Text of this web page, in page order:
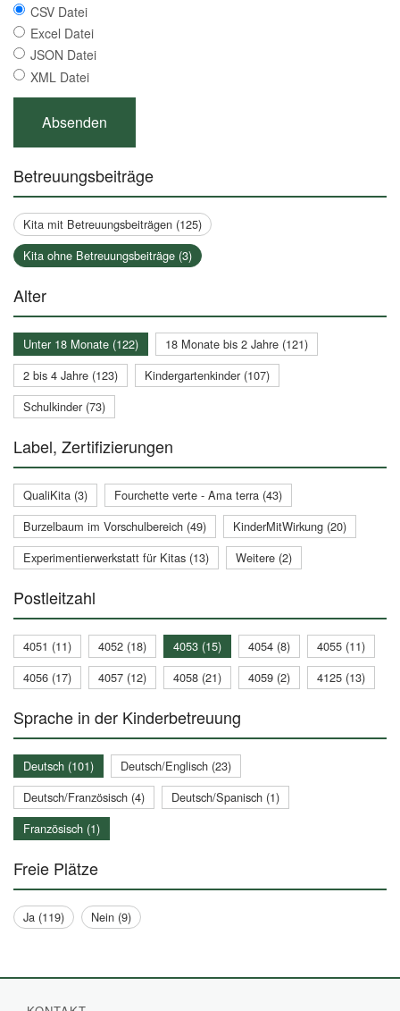
CSV Datei
Excel Datei
JSON Datei
XML Datei
Betreuungsbeiträge
Kita mit Betreuungsbeiträgen (125)
Kita ohne Betreuungsbeiträge (3)
Alter
Unter 18 Monate (122)
18 Monate bis 2 Jahre (121)
2 bis 4 Jahre (123)
Kindergartenkinder (107)
Schulkinder (73)
Label, Zertifizierungen
QualiKita (3)
Fourchette verte - Ama terra (43)
Burzelbaum im Vorschulbereich (49)
KinderMitWirkung (20)
Experimentierwerkstatt für Kitas (13)
Weitere (2)
Postleitzahl
4051 (11) 4052 (18) 4053 (15) 4054 (8)
4055 (11)
4056 (17)
4057 (12) 4058 (21) 4059 (2) 4125 (13)
Sprache in der Kinderbetreuung
Deutsch (101)
Deutsch/Englisch (23)
Deutsch/Französisch (4)
Deutsch/Spanisch (1)
Französisch (1)
Freie Plätze
Ja (119) Nein (9)